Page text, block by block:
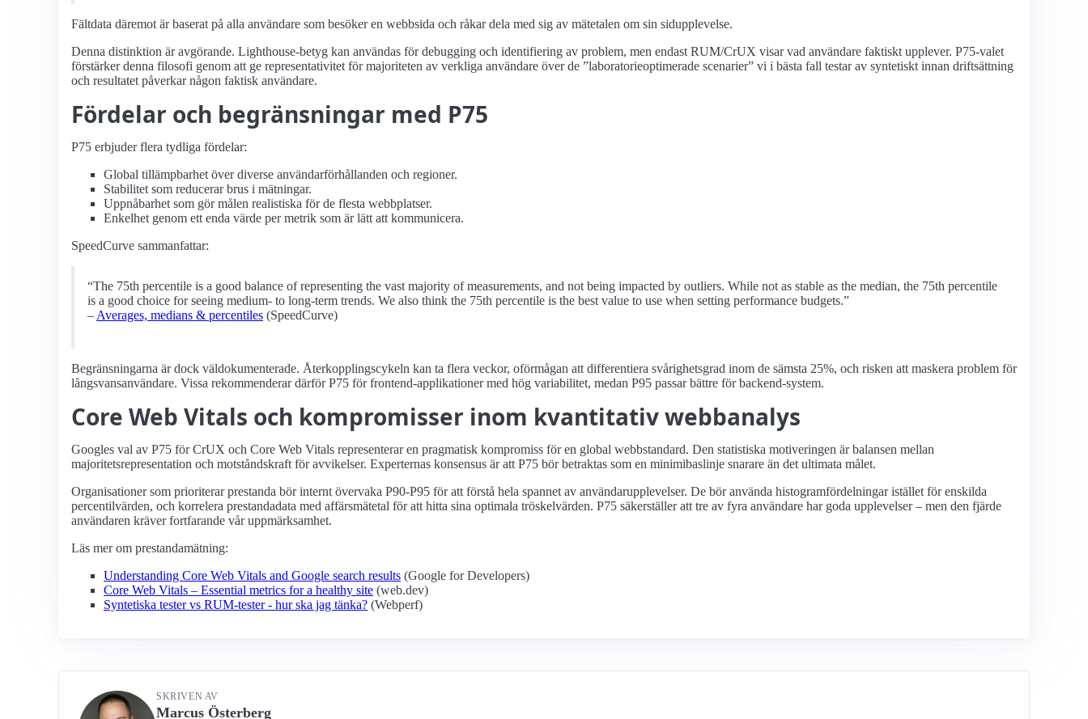
Fältdata däremot är baserat på alla användare som besöker en webbsida och råkar dela med sig av mätetalen om sin sidupplevelse.
Denna distinktion är avgörande. Lighthouse-betyg kan användas för debugging och identifiering av problem, men endast RUM/CrUX visar vad användare faktiskt upplever. P75-valet
förstärker denna filosofi genom att ge representativitet för majoriteten av verkliga användare över de
laboratorieoptimerade scenarier
vi i bästa fall testar av syntetiskt innan driftsättning
och resultatet påverkar någon faktisk användare.
Fördelar och begränsningar med P75
P75 erbjuder flera tydliga fördelar:
Global tillämpbarhet över diverse användarförhållanden och regioner.
Stabilitet som reducerar brus i mätningar.
Uppnåbarhet som gör målen realistiska för de flesta webbplatser.
Enkelhet genom ett enda värde per metrik som är lätt att kommunicera.
SpeedCurve sammanfattar:
“The 75th percentile is a good balance of representing the vast majority of measurements, and not being impacted by outliers. While not as stable as the median, the 75th percentile
is a good choice for seeing medium- to long-term trends. We also think the 75th percentile is the best value to use when setting performance budgets.”
– Averages, medians & percentiles (SpeedCurve)
Begränsningarna är dock väldokumenterade. Återkopplingscykeln kan ta flera veckor, oförmågan att differentiera svårighetsgrad inom de sämsta 25%, och risken att maskera problem för
långsvansanvändare. Vissa rekommenderar därför P75 för frontend-applikationer med hög variabilitet, medan P95 passar bättre för backend-system.
Core Web Vitals och kompromisser inom kvantitativ webbanalys
Googles val av P75 för CrUX och Core Web Vitals representerar en pragmatisk kompromiss för en global webbstandard. Den statistiska motiveringen är balansen mellan
majoritetsrepresentation och motståndskraft för avvikelser. Experternas konsensus är att P75 bör betraktas som en minimibaslinje snarare än det ultimata målet.
Organisationer som prioriterar prestanda bör internt övervaka P90-P95 för att förstå hela spannet av användarupplevelser. De bör använda histogramfördelningar istället för enskilda
percentilvärden, och korrelera prestandadata med affärsmätetal för att hitta sina optimala tröskelvärden. P75 säkerställer att tre av fyra användare har goda upplevelser – men den fjärde
användaren kräver fortfarande vår uppmärksamhet.
Läs mer om prestandamätning:
Understanding Core Web Vitals and Google search results (Google for Developers)
Core Web Vitals – Essential metrics for a healthy site (web.dev)
Syntetiska tester vs RUM-tester - hur ska jag tänka? (Webperf)
SKRIVEN AV
Marcus Österberg